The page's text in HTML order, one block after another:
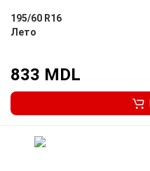
195/60 R16
Лето
833 MDL